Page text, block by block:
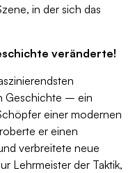
in der sich das
veränderte!
Geschichte – ein
einer modernen
er einen
verbreitete neue
Lehrmeister der Taktik,